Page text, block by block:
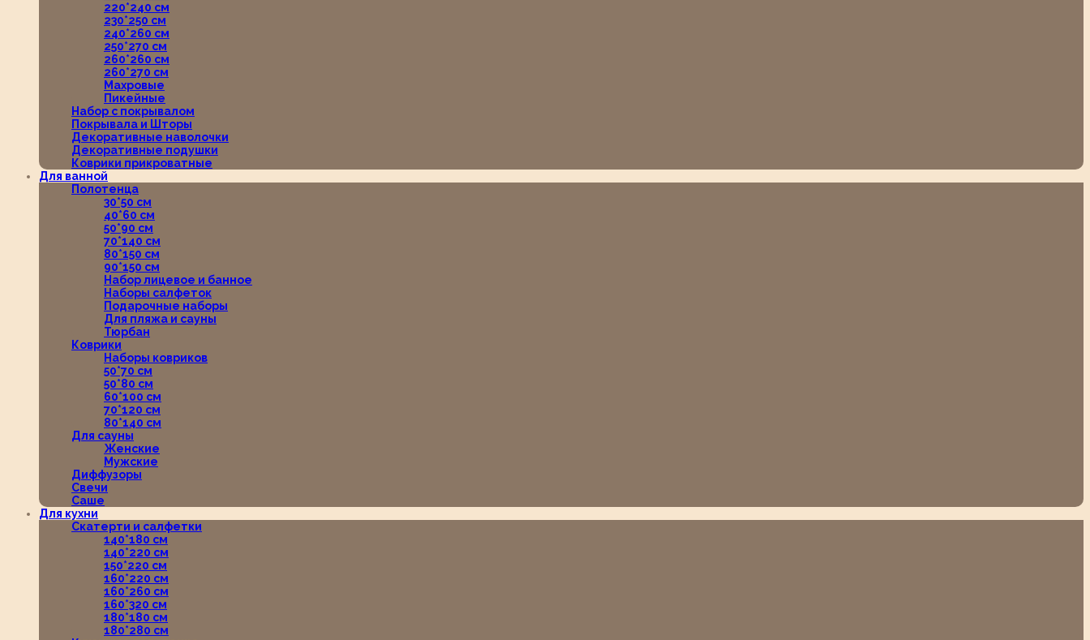
220*240 см
230*250 см
240*260 см
250*270 см
260*260 см
260*270 см
Махровые
Пикейные
Набор с покрывалом
Покрывала и Шторы
Декоративные наволочки
Декоративные подушки
Коврики прикроватные
Для ванной
Полотенца
30*50 см
40*60 см
50*90 см
70*140 см
80*150 см
90*150 см
Набор лицевое и банное
Наборы салфеток
Подарочные наборы
Для пляжа и сауны
Тюрбан
Коврики
Наборы ковриков
50*70 см
50*80 см
60*100 см
70*120 см
80*140 см
Для сауны
Женские
Мужские
Диффузоры
Свечи
Саше
Для кухни
Скатерти и салфетки
140*180 см
140*220 см
150*220 см
160*220 см
160*260 см
160*320 см
180*180 см
180*280 см